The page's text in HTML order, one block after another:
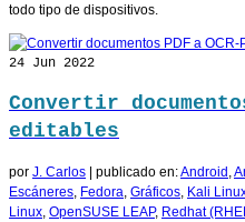
todo tipo de dispositivos.
24 Jun 2022
Convertir
editables
por J. Carlos publicado en:Android ,
Escáneres, Fedora, Gráficos, Kali
Linux, OpenSUSE LEAP, Redhat